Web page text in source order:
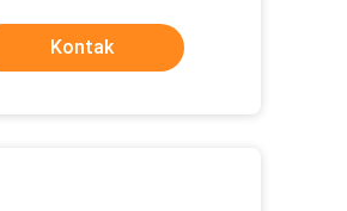
Kontak